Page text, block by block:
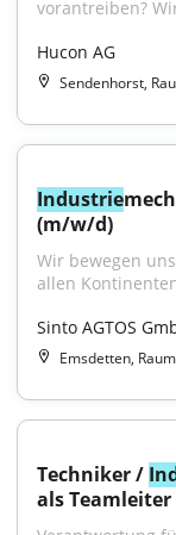
vorantreiben?
Hucon AG
Sendenhorst,
Industrie
(m/w/d)
Wir bewegen
allen
Sinto AGTOS
Emsdetten, Raum
Techniker /
als